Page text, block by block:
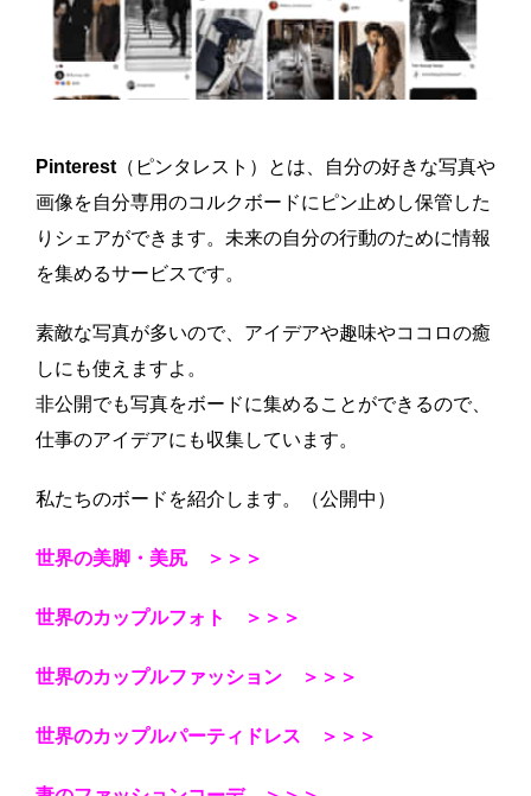
Pinterest （ピンタレスト）とは、自分の好きな写真や
画像を自分専用のコルクボードにピン止めし保管した
りシェアができます。未来の自分の行動のために情報
を集めるサービスです。
素敵な写真が多いので、アイデアや趣味やココロの癒
しにも使えますよ。
非公開でも写真をボードに集めることができるので、
仕事のアイデアにも収集しています。
私たちのボードを紹介します。（公開中）
世界の美脚・美尻 ＞＞＞
世界のカップルフォト ＞＞＞
世界のカップルファッション ＞＞＞
世界のカップルパーティドレス ＞＞＞